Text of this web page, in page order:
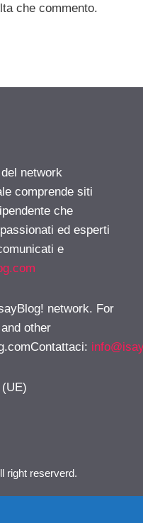
che commento.
network
comprende siti
che
ed esperti
e
network. For
other
:
right reserverd.